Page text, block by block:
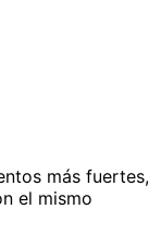
más fuertes,
el mismo